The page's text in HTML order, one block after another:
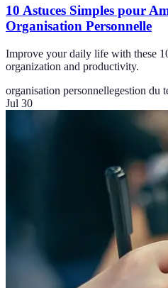
10 Astuces Simples pour
Organisation Personnelle
Improve your daily life with these
organization and productivity.
organisation personnellegestion du
Jul 30